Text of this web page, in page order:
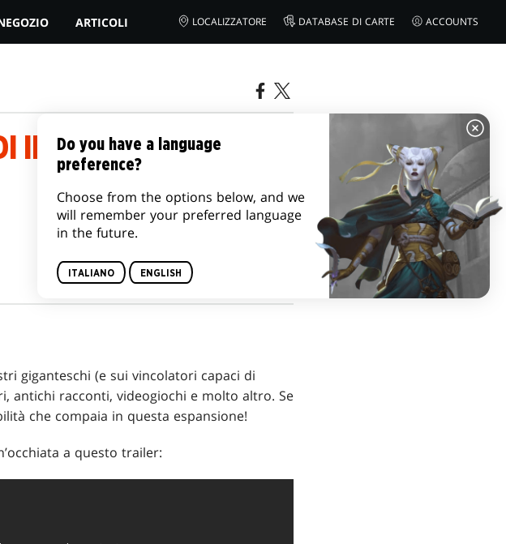
ARTICOLI LOCALIZZATORE DATABASE DI CARTE ACCOUNTS
IKORIA: TERRA DEI
giganteschi (e sui vincolatori capaci di
antichi racconti, videogiochi e molto altro. Se
che compaia in questa espansione!
a questo trailer:
Do you have a language
preference?
Choose from the options below, and we
will remember your preferred language
in the future.
ITALIANO ENGLISH